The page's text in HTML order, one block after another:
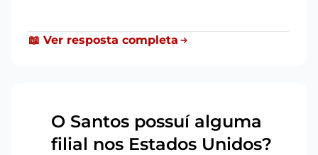
📖 Ver resposta completa
O Santos possuí alguma
filial nos Estados Unidos?